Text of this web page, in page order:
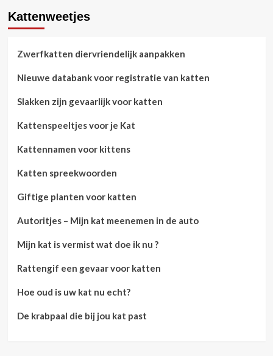
Kattenweetjes
Zwerfkatten diervriendelijk aanpakken
Nieuwe databank voor registratie van katten
Slakken zijn gevaarlijk voor katten
Kattenspeeltjes voor je Kat
Kattennamen voor kittens
Katten spreekwoorden
Giftige planten voor katten
Autoritjes – Mijn kat meenemen in de auto
Mijn kat is vermist wat doe ik nu ?
Rattengif een gevaar voor katten
Hoe oud is uw kat nu echt?
De krabpaal die bij jou kat past